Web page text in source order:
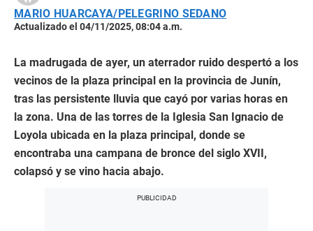
MARIO HUARCAYA/PELEGRINO SEDANO
Actualizado el 04/11/2025, 08:04 a.m.
La madrugada de ayer, un aterrador ruido despertó a los
vecinos de la plaza principal en la provincia de Junín,
tras las persistente lluvia que cayó por varias horas en
la zona. Una de las torres de la Iglesia San Ignacio de
Loyola ubicada en la plaza principal, donde se
encontraba una campana de bronce del siglo XVII,
colapsó y se vino hacia abajo.